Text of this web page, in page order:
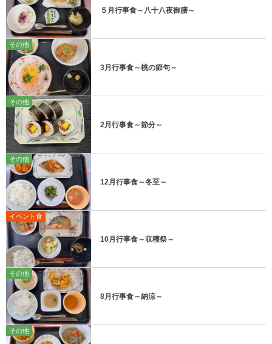
５月行事食～八十八夜御膳～
その他
3月行事食～桃の節句～
その他
2月行事食～節分～
その他
12月行事食～冬至～
イベント食
10月行事食～収穫祭～
その他
8月行事食～納涼～
その他